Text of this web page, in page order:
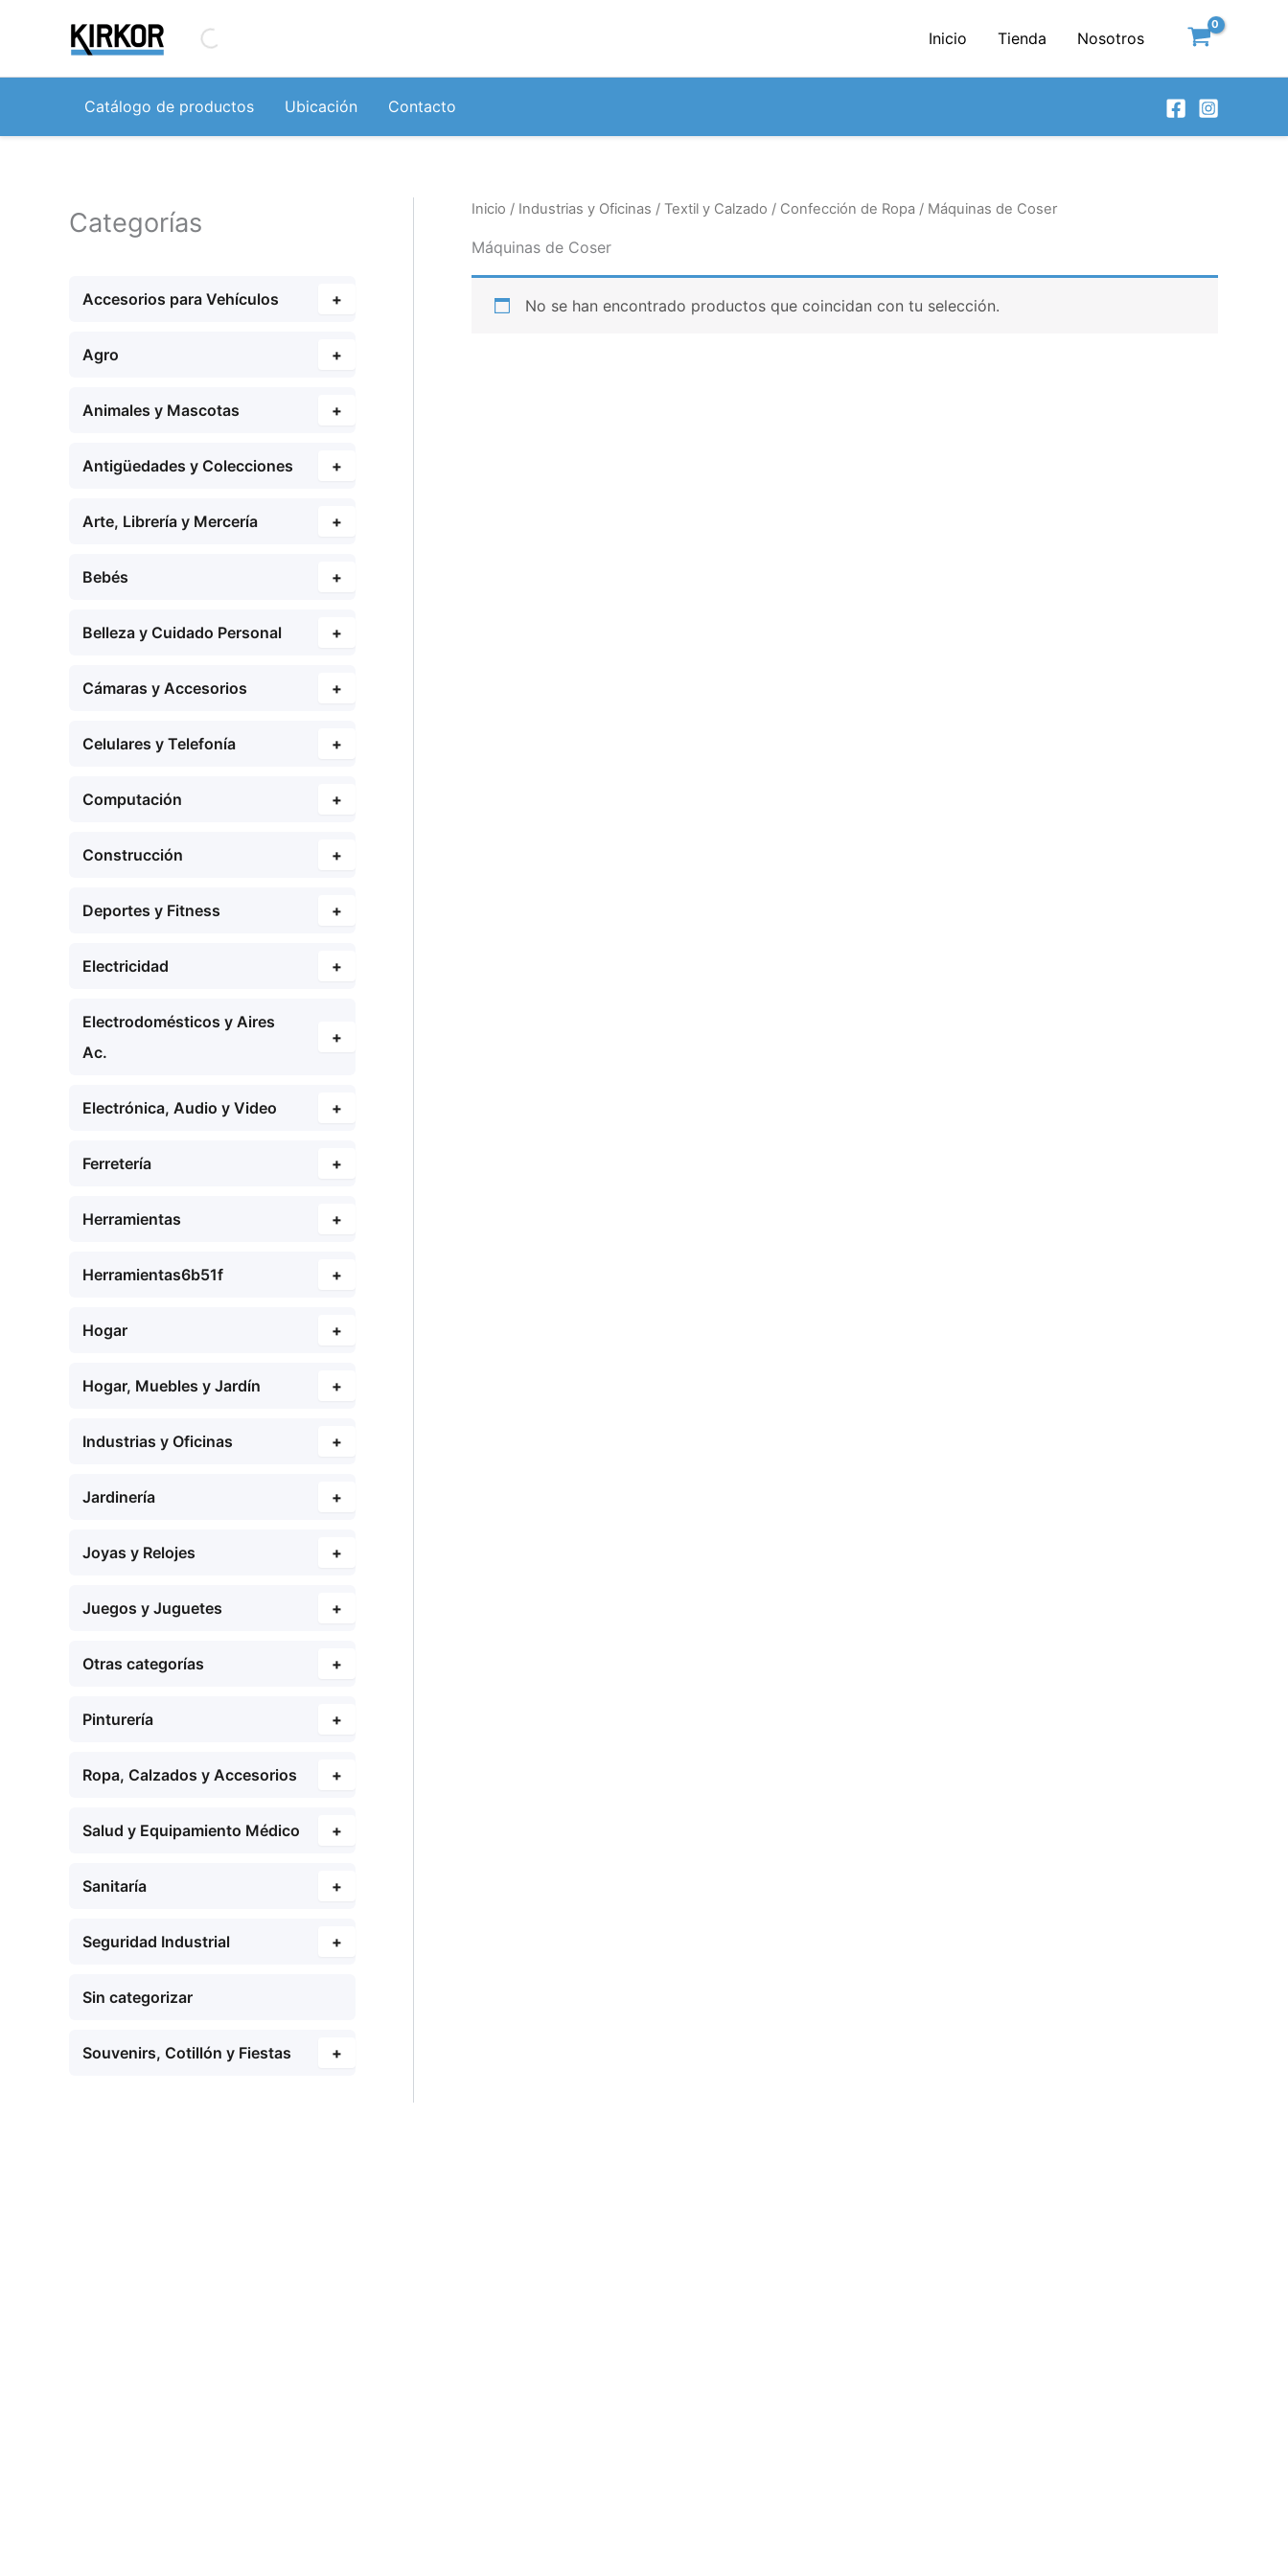
contenido
Inicio Tienda Nosotros
Catálogo de productos Ubicación Contacto
Categorías
Accesorios para Vehículos +
Agro +
Animales y Mascotas +
Antigüedades y Colecciones +
Arte, Librería y Mercería +
Bebés +
Belleza y Cuidado Personal +
Cámaras y Accesorios +
Celulares y Telefonía +
Computación +
Construcción +
Deportes y Fitness +
Electricidad +
Electrodomésticos y Aires
Ac.
+
Electrónica, Audio y Video +
Ferretería +
Herramientas +
Herramientas6b51f +
Hogar +
Hogar, Muebles y Jardín +
Industrias y Oficinas +
Jardinería +
Joyas y Relojes +
Juegos y Juguetes +
Otras categorías +
Pinturería +
Ropa, Calzados y Accesorios +
Salud y Equipamiento Médico +
Sanitaría +
Seguridad Industrial +
Sin categorizar
Souvenirs, Cotillón y Fiestas +
Inicio / Industrias y Oficinas / Textil y Calzado / Confección de Ropa / Máquinas de Coser
Máquinas de Coser
No se han encontrado productos que coincidan con tu selección.